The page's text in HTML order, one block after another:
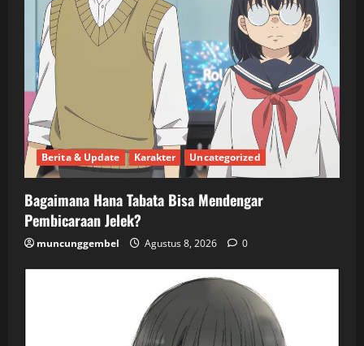
Berita & Update Karakter Uncategorized
Bagaimana Hana Tabata Bisa Mendengar
Pembicaraan Jelek?
muncunggembel Agustus 8, 2026 0